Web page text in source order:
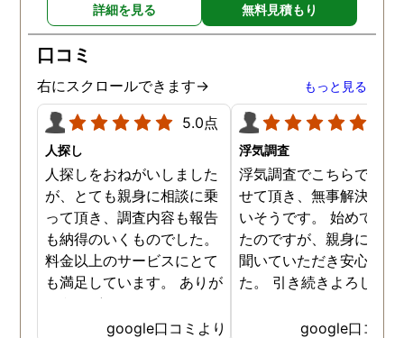
詳細を見る 無料見積もり
口コミ
右にスクロールできます→ もっと見る
5.0点
人探し
人探しをおねがいしました
が、とても親身に相談に乗
って頂き、調査内容も報告
も納得のいくものでした。
料金以上のサービスにとて
も満足しています。 ありが
とうございました！
google口コミより
浮気調査
浮気調査でこちらで相談
せて頂き、無事解決に向
いそうです。 始めて相
たのですが、親身になっ
聞いていただき安心しま
た。 引き続きよろしく
google口コミ